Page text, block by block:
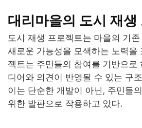
대리마을의 도시 재생
도시 재생 프로젝트는 마을의 기
새로운 가능성을 모색하는 노력을
젝트는 주민들의 참여를 기반으로
디어와 의견이 반영될 수 있는 구
이는 단순한 개발이 아닌, 주민들
위한 발판으로 작용하고 있다.